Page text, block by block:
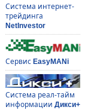
Система интернет-
трейдинга
NetInvestor
Сервис EasyMANi
Система реал-тайм
информации Дикси+